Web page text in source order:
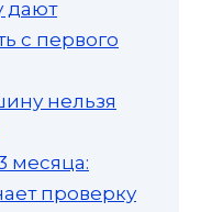
дают
с первого
нельзя
месяца:
проверку